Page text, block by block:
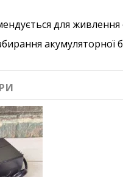
для живлення
акумуляторної